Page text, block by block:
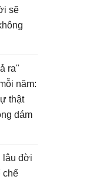
sẽ
ra"
năm:
thật
dám
lâu đời
chế